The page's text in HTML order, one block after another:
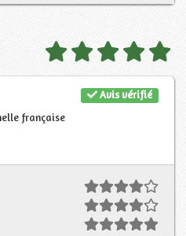
Avis vérifié
française